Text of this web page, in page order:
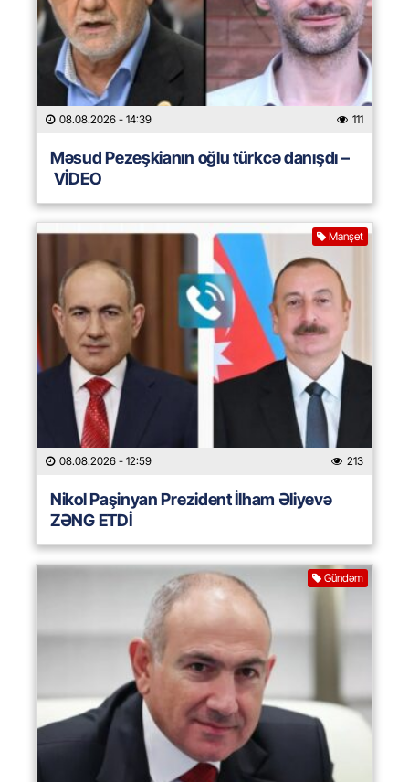
08.08.2026 - 14:39 111
Məsud Pezeşkianın oğlu türkcə danışdı –
VİDEO
Manşet
08.08.2026 - 12:59 213
Nikol Paşinyan Prezident İlham Əliyevə
ZƏNG ETDİ
Gündəm